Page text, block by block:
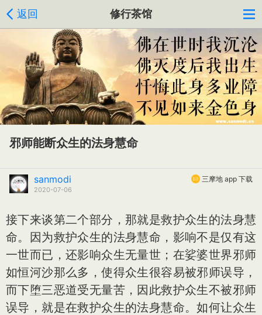
返回 修行茶馆
邪师能断众生的法身慧命
三摩地 app 下载
sanmodi
2020-07-06
接下来谈第二个部分，那就是救护众生的法身慧
命。因为救护众生的法身慧命，影响不是仅有这
一世而已，还影响众生无量世；在娑婆世界邪师
如恒河沙那么多，使得众生很容易被邪师误导，
而下堕三恶道受无量苦，因此救护众生不被邪师
误导，就是在救护众生的法身慧命。如何让众生